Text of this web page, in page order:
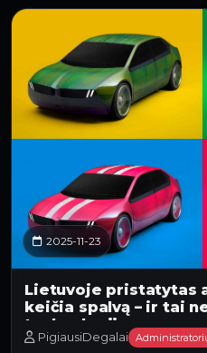
2025-11-23
Lietuvoje pristatytas
keičia spalvą – ir tai
technologija
PigiausiDegalai